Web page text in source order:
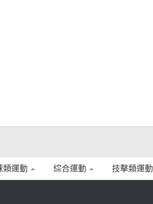
類運動 綜合運動 技擊類運動